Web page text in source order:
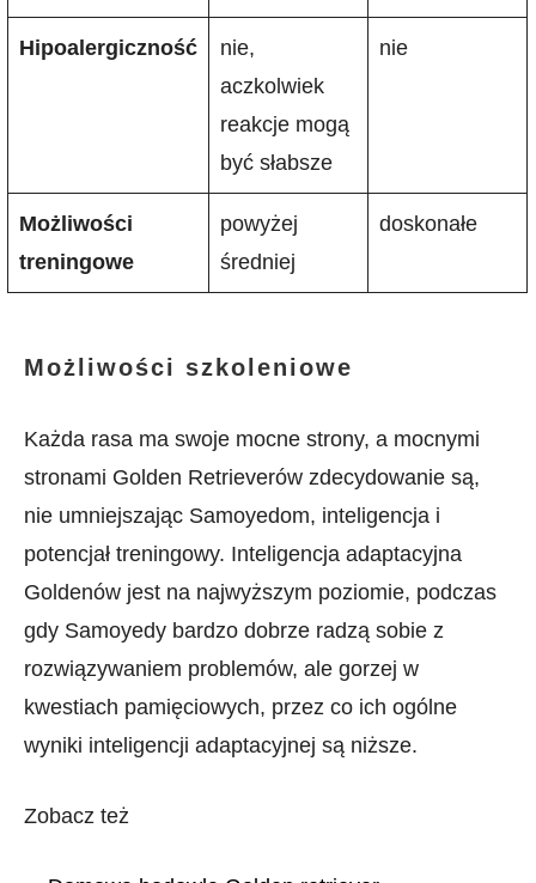
Hipoalergiczność
nie,
aczkolwiek
reakcje mogą
być słabsze
nie
Możliwości
treningowe
powyżej
średniej
doskonałe
Możliwości szkoleniowe
Każda rasa ma swoje mocne strony, a mocnymi
stronami Golden Retrieverów zdecydowanie są,
nie umniejszając Samoyedom, inteligencja i
potencjał treningowy. Inteligencja adaptacyjna
Goldenów jest na najwyższym poziomie, podczas
gdy Samoyedy bardzo dobrze radzą sobie z
rozwiązywaniem problemów, ale gorzej w
kwestiach pamięciowych, przez co ich ogólne
wyniki inteligencji adaptacyjnej są niższe.
Zobacz też